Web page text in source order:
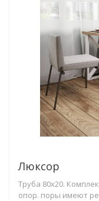
Люксор
Труба 80х20.
опор. поры имеют